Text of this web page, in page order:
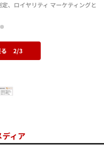
、ロイヤリティ マーケティングと
2/3
ィア